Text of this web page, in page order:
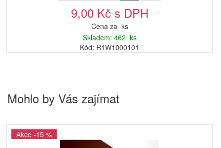
9,00 Kč s DPH
Cena za ks
Skladem: 462 ks
Kód: R1W1000101
Mohlo by Vás zajímat
Akce -15 %